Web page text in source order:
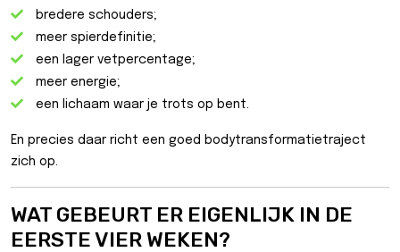
bredere schouders;
meer spierdefinitie;
een lager vetpercentage;
meer energie;
een lichaam waar je trots op bent.
En precies daar richt een goed bodytransformatietraject
zich op.
WAT GEBEURT ER EIGENLIJK IN DE
EERSTE VIER WEKEN?